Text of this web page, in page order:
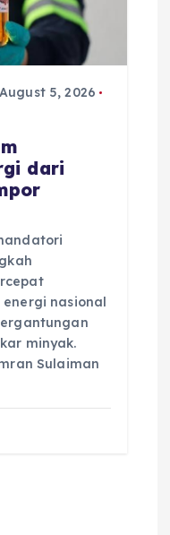
5, 2026
dari
nasional
minyak.
Sulaiman